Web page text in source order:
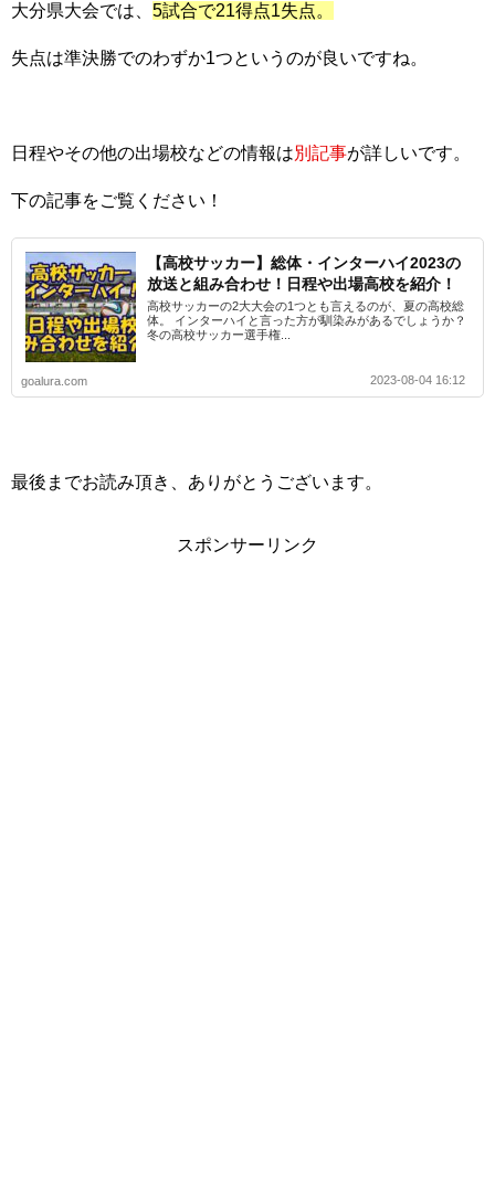
大分県大会では、 5試合で21得点1失点。
失点は準決勝でのわずか1つというのが良いですね。
日程やその他の出場校などの情報は別記事が詳しいです。
下の記事をご覧ください！
【高校サッカー】総体・インターハイ2023の
放送と組み合わせ！日程や出場高校を紹介！
高校サッカーの2大大会の1つとも言えるのが、夏の高校総
体。 インターハイと言った方が馴染みがあるでしょうか？
冬の高校サッカー選手権...
goalura.com 2023-08-04 16:12
最後までお読み頂き、ありがとうございます。
スポンサーリンク